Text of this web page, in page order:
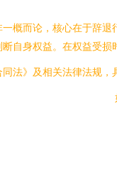
概而论，核心在于辞
自身权益。在权益受损
法》及相关法律法规